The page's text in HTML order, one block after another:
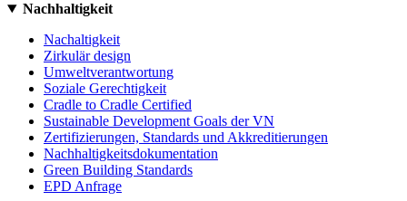
Nachhaltigkeit
Nachaltigkeit
Zirkulär design
Umweltverantwortung
Soziale Gerechtigkeit
Cradle to Cradle Certified
Sustainable Development Goals der VN
Zertifizierungen, Standards und Akkreditierungen
Nachhaltigkeitsdokumentation
Green Building Standards
EPD Anfrage